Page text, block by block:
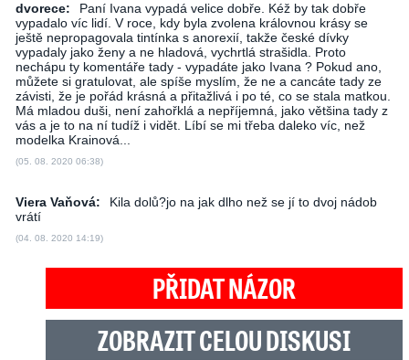
dvorece:
Paní Ivana vypadá velice dobře. Kéž by tak dobře
vypadalo víc lidí. V roce, kdy byla zvolena královnou krásy se
ještě nepropagovala tintínka s anorexií, takže české dívky
vypadaly jako ženy a ne hladová, vychrtlá strašidla. Proto
nechápu ty komentáře tady - vypadáte jako Ivana ? Pokud ano,
můžete si gratulovat, ale spíše myslím, že ne a cancáte tady ze
závisti, že je pořád krásná a přitažlivá i po té, co se stala matkou.
Má mladou duši, není zahořklá a nepříjemná, jako většina tady z
vás a je to na ní tudíž i vidět. Líbí se mi třeba daleko víc, než
modelka Krainová...
(05. 08. 2020 06:38)
Viera Vaňová:
Kila dolů?jo na jak dlho než se jí to dvoj nádob
vrátí
(04. 08. 2020 14:19)
PŘIDAT NÁZOR
ZOBRAZIT CELOU DISKUSI